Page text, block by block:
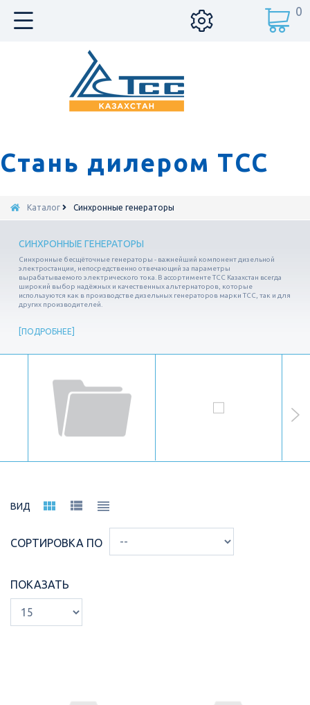
Стань дилером ТСС
0
Каталог Синхронные генераторы
СИНХРОННЫЕ ГЕНЕРАТОРЫ
Синхронные бесщёточные генераторы - важнейший компонент дизельной
электростанции, непосредственно отвечающий за параметры
вырабатываемого электрического тока. В ассортименте ТСС Казахстан всегда
широкий выбор надёжных и качественных альтернаторов, которые
используются как в производстве дизельных генераторов марки ТСС, так и для
других производителей.
ПОДРОБНЕЕ
ВИД
СОРТИРОВКА ПО
ПОКАЗАТЬ